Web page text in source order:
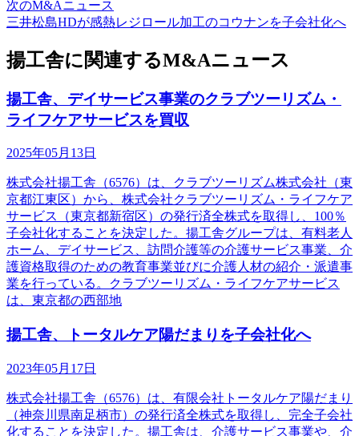
次のM&Aニュース
三井松島HDが感熱レジロール加工のコウナンを子会社化へ
揚工舎に関連するM&Aニュース
揚工舎、デイサービス事業のクラブツーリズム・
ライフケアサービスを買収
2025年05月13日
株式会社揚工舎（6576）は、クラブツーリズム株式会社（東
京都江東区）から、株式会社クラブツーリズム・ライフケア
サービス（東京都新宿区）の発行済全株式を取得し、100％
子会社化することを決定した。揚工舎グループは、有料老人
ホーム、デイサービス、訪問介護等の介護サービス事業、介
護資格取得のための教育事業並びに介護人材の紹介・派遣事
業を行っている。クラブツーリズム・ライフケアサービス
は、東京都の西部地
揚工舎、トータルケア陽だまりを子会社化へ
2023年05月17日
株式会社揚工舎（6576）は、有限会社トータルケア陽だまり
（神奈川県南足柄市）の発行済全株式を取得し、完全子会社
化することを決定した。揚工舎は、介護サービス事業や、介